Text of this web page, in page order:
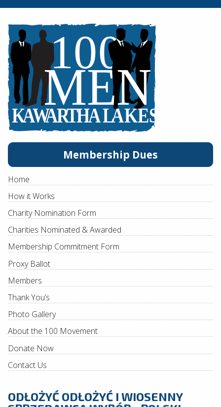
Membership Dues
Home
How it Works
Charity Nomination Form
Charities Nominated & Awarded
Membership Commitment Form
Proxy Ballot
Members
Thank You’s
Photo Gallery
About the 100 Movement
Donate Now
Contact Us
ODŁOŻYĆ ODŁOŻYĆ I WIOSENNY